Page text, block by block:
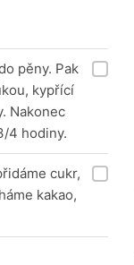
pěny. Pak
kypřící
Nakonec
4 hodiny.
cukr,
kakao,